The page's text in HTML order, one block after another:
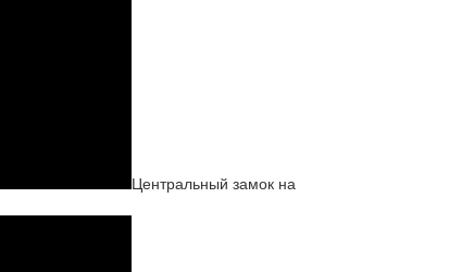
Центральный замок на